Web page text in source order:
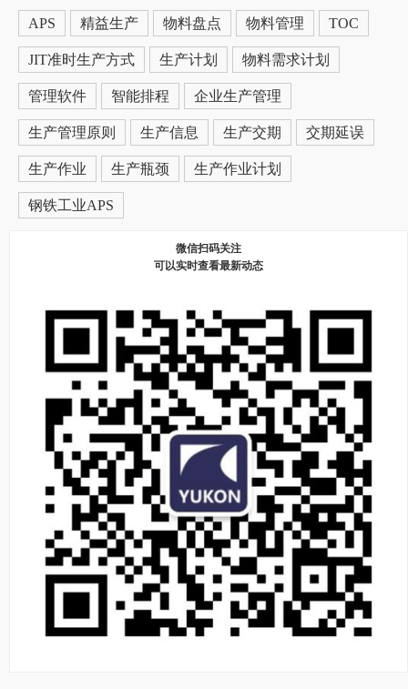
APS 精益生产 物料盘点 物料管理 TOC
JIT准时生产方式 生产计划 物料需求计划
管理软件 智能排程 企业生产管理
生产管理原则 生产信息 生产交期 交期延误
生产作业 生产瓶颈 生产作业计划
钢铁工业APS
微信扫码关注
可以实时查看最新动态